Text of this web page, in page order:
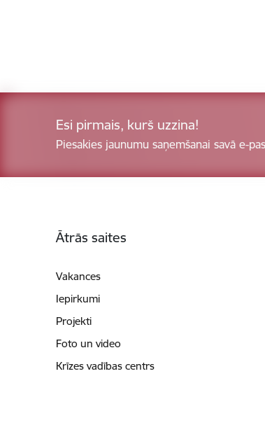
Esi pirmais, kurš uzzina!
Piesakies jaunumu saņemšanai savā e-
Ātrās saites
Vakances
Iepirkumi
Projekti
Foto un video
Krīzes vadības centrs